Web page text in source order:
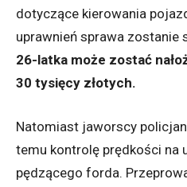
dotyczące kierowania
uprawnień sprawa zostanie
26-latka może zostać
30 tysięcy złotych.
Natomiast jaworscy
temu kontrolę prędkości na
pędzącego forda.